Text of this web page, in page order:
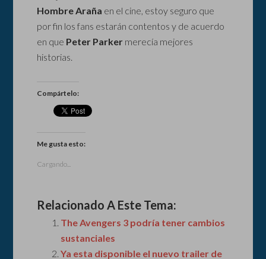
Hombre Araña en el cine, estoy seguro que
por fin los fans estarán contentos y de acuerdo
en que Peter Parker merecía mejores
historias.
Compártelo:
Me gusta esto:
Cargando...
Relacionado A Este Tema:
The Avengers 3 podría tener cambios
sustanciales
Ya esta disponible el nuevo trailer de